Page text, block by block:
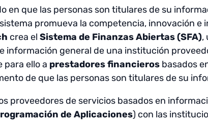
en que las personas son titulares de su
promueva la competencia, innovación e
crea elSistema de Finanzas Abiertas (SFA),
información general de una institución
para ello a prestadores financieros basados
de que las personas son titulares de su
proveedores de servicios basados en
de Aplicaciones) con las